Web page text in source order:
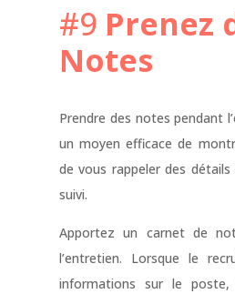
#9 Prenez
Notes
Prendre des notes pendant
un moyen efficace de
de vous rappeler des
suivi.
Apportez un carnet de
l’entretien. Lorsque le
informations sur le poste,